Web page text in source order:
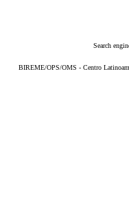
Search
BIREME/OPS/OMS - Centro